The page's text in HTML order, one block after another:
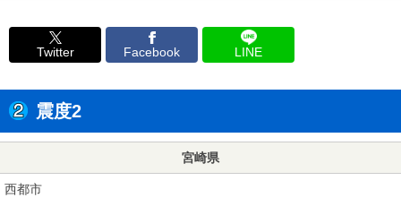
Twitter Facebook LINE
震度2
宮崎県
西都市